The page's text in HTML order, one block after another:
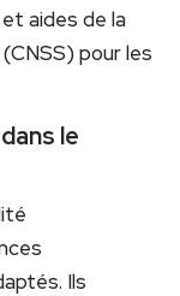
aides de la
pour les
le
Ils